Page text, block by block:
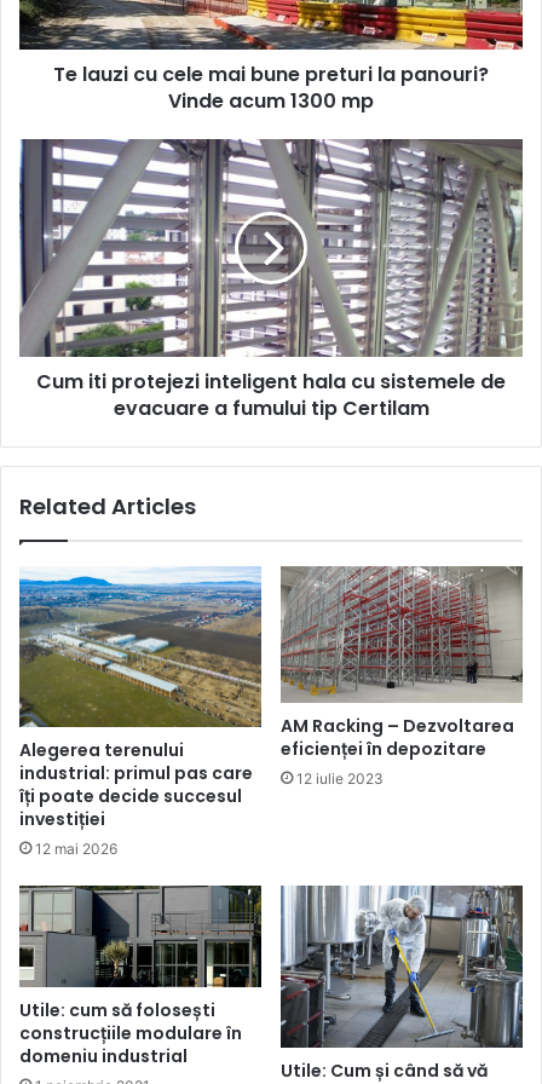
la
panouri?
Vinde
mp
Te lauzi cu cele mai bune preturi la panouri?
Vinde acum 1300 mp
Cum
iti
protejezi
inteligent
hala
sistemele
evacuare
Cum iti protejezi inteligent hala cu sistemele de
evacuare a fumului tip Certilam
Related Articles
Alegerea terenului
industrial: primul pas care
îți poate decide succesul
investiției
12 mai 2026
AM Racking – Dezvoltarea
eficienței în depozitare
12 iulie 2023
Utile: cum să folosești
construcțiile modulare în
domeniu industrial
Utile: Cum și când să vă